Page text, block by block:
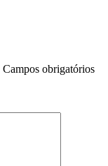
Campos obrigatórios